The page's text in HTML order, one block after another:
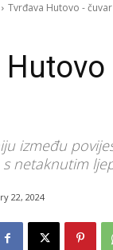
Tvrđava Hutovo -
između
s netaknutim
22, 2024